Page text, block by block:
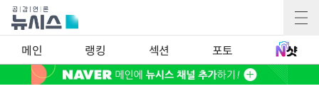
메인 랭킹 섹션 포토